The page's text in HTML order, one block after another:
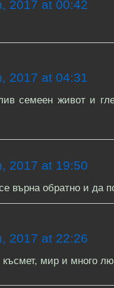
2017 at 00:42
2017 at 04:31
семеен живот и
2017 at 19:50
върна обратно и да
2017 at 22:26
мир и много